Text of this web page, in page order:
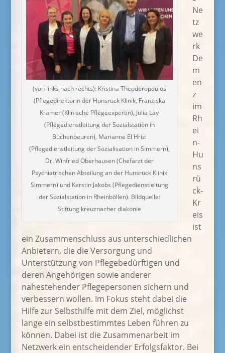
(von links nach rechts): Kristina Theodoropoulos
(Pflegedirektorin der Hunsrück Klinik, Franziska
Krämer (Klinische Pflegeexpertin), Julia Lay
(Pflegedienstleitung der Sozialstation in
Büchenbeuren), Marianne El Hrizi
(Pflegedienstleitung der Sozialisation in Simmern),
Dr. Winfried Oberhausen (Chefarzt der
Psychiatrischen Abteilung an der Hunsrück Klinik
Simmern) und Kerstin Jakobs (Pflegedienstleitung
der Sozialstation in Rheinböllen). Bildquelle:
Stiftung kreuznacher diakonie
Ne
tz
we
rk
De
m
en
z
im
Rh
ei
n-
Hu
ns
rü
ck-
Kr
eis
ist
ein Zusammenschluss aus unterschiedlichen
Anbietern, die die Versorgung und
Unterstützung von Pflegebedürftigen und
deren Angehörigen sowie anderer
nahestehender Pflegepersonen sichern und
verbessern wollen. Im Fokus steht dabei die
Hilfe zur Selbsthilfe mit dem Ziel, möglichst
lange ein selbstbestimmtes Leben führen zu
können. Dabei ist die Zusammenarbeit im
Netzwerk ein entscheidender Erfolgsfaktor. Bei